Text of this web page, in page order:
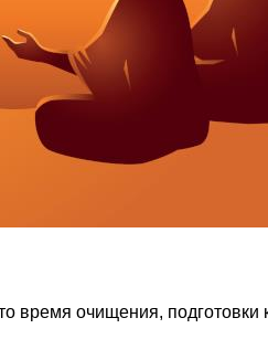
время очищения, подготовки